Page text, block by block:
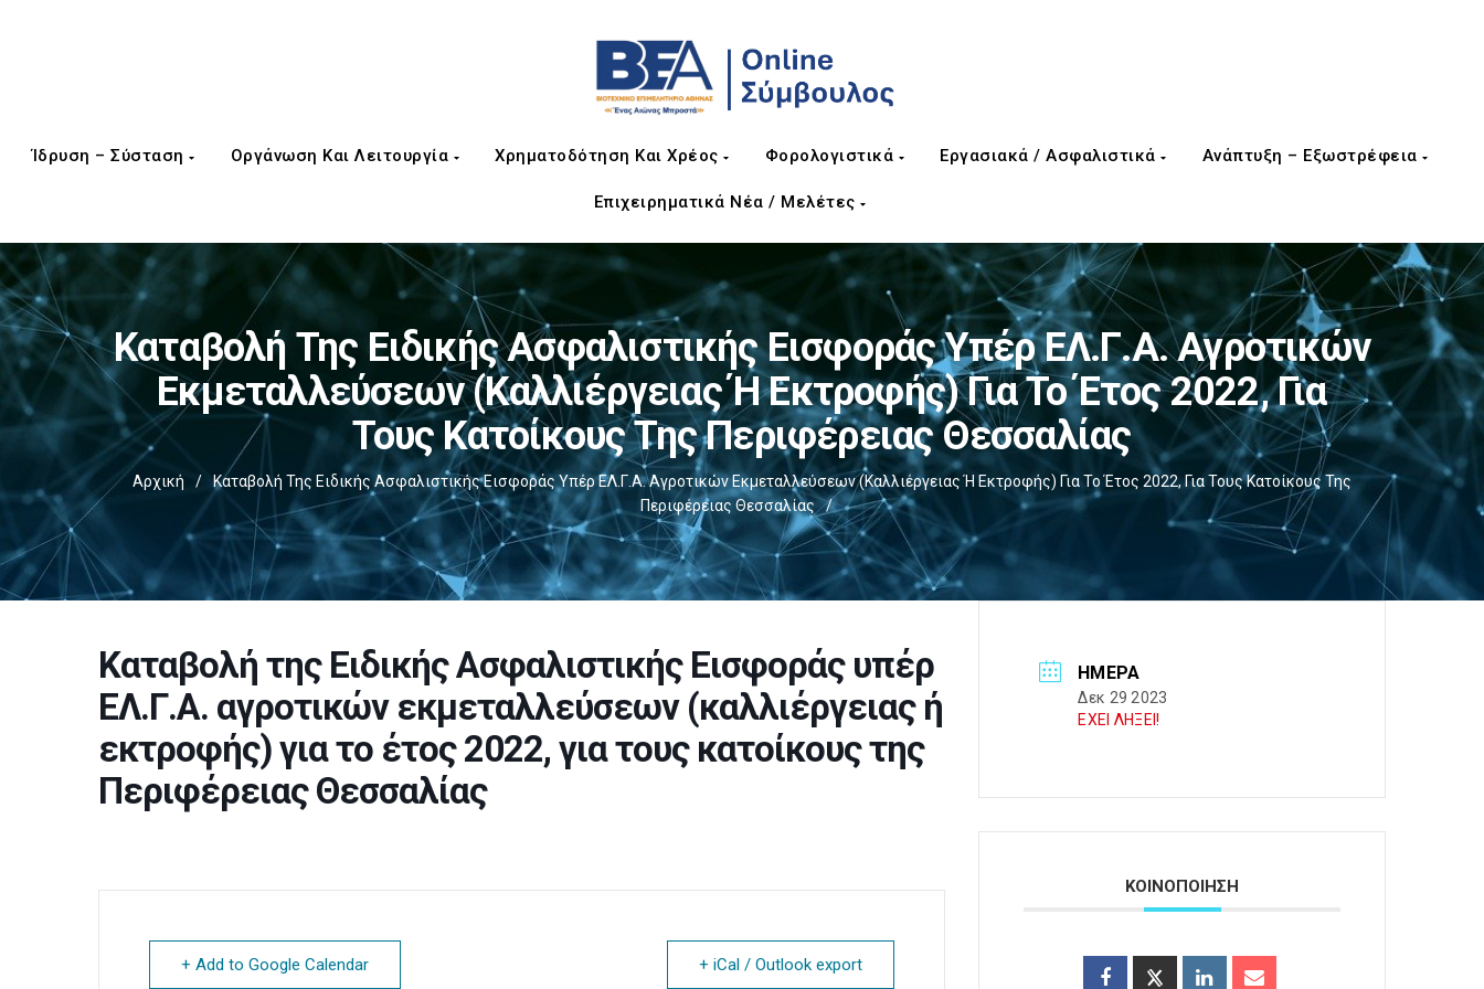
Ίδρυση – Σύσταση Οργάνωση Και Λειτουργία Χρηματοδότηση Και Χρέος Φορολογιστικά Εργασιακά / Ασφαλιστικά Ανάπτυξη – Εξωστρέφεια
Επιχειρηματικά Νέα / Μελέτες
Καταβολή Της Ειδικής Ασφαλιστικής Εισφοράς Υπέρ ΕΛ.Γ.Α. Αγροτικών
Εκμεταλλεύσεων (καλλιέργειας Ή Εκτροφής) Για Το Έτος 2022, Για
Τους Κατοίκους Της Περιφέρειας Θεσσαλίας
Αρχική /
Καταβολή Της Ειδικής Ασφαλιστικής Εισφοράς Υπέρ ΕΛ.Γ.Α. Αγροτικών Εκμεταλλεύσεων (καλλιέργειας Ή Εκτροφής) Για Το Έτος 2022, Για Τους Κατοίκους Της
Περιφέρειας Θεσσαλίας
/
Καταβολή της Ειδικής Ασφαλιστικής Εισφοράς υπέρ
ΕΛ.Γ.Α. αγροτικών εκμεταλλεύσεων (καλλιέργειας ή
εκτροφής) για το έτος 2022, για τους κατοίκους της
Περιφέρειας Θεσσαλίας
+ Add to Google Calendar + iCal / Outlook export
ΗΜΈΡΑ
Δεκ 29 2023
ΕΧΕΙ ΛΗΞΕΙ!
ΚΟΙΝΟΠΟΙΗΣΗ